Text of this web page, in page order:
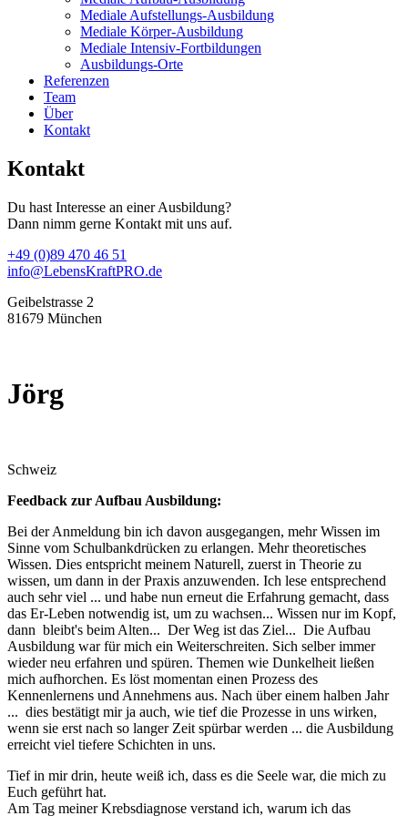
Mediale Aufstellungs-Ausbildung
Mediale Körper-Ausbildung
Mediale Intensiv-Fortbildungen
Ausbildungs-Orte
Referenzen
Team
Über
Kontakt
Kontakt
Du hast Interesse an einer Ausbildung?
Dann nimm gerne Kontakt mit uns auf.
+49 (0)89 470 46 51
info@LebensKraftPRO.de
Geibelstrasse 2
81679 München
Jörg
Schweiz
Feedback zur Aufbau Ausbildung:
Bei der Anmeldung bin ich davon ausgegangen, mehr Wissen im
Sinne vom Schulbankdrücken zu erlangen. Mehr theoretisches
Wissen. Dies entspricht meinem Naturell, zuerst in Theorie zu
wissen, um dann in der Praxis anzuwenden. Ich lese entsprechend
auch sehr viel ... und habe nun erneut die Erfahrung gemacht, dass
das Er-Leben notwendig ist, um zu wachsen... Wissen nur im Kopf,
dann bleibt's beim Alten... Der Weg ist das Ziel... Die Aufbau
Ausbildung war für mich ein Weiterschreiten. Sich selber immer
wieder neu erfahren und spüren. Themen wie Dunkelheit ließen
mich aufhorchen. Es löst momentan einen Prozess des
Kennenlernens und Annehmens aus. Nach über einem halben Jahr
... dies bestätigt mir ja auch, wie tief die Prozesse in uns wirken,
wenn sie erst nach so langer Zeit spürbar werden ... die Ausbildung
erreicht viel tiefere Schichten in uns.
Tief in mir drin, heute weiß ich, dass es die Seele war, die mich zu
Euch geführt hat.
Am Tag meiner Krebsdiagnose verstand ich, warum ich das